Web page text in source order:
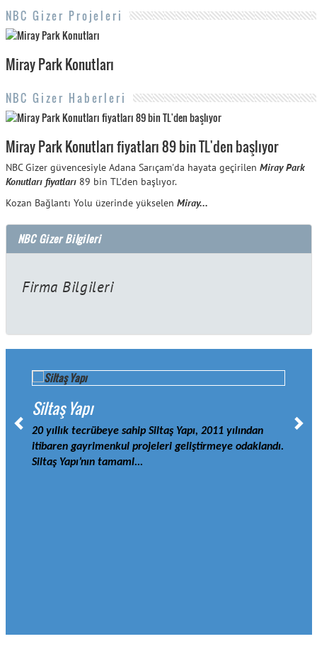
NBC Gizer Projeleri
Miray Park Konutları
NBC Gizer Haberleri
Miray Park Konutları fiyatları 89 bin TL'den başlıyor
NBC Gizer güvencesiyle Adana Sarıçam'da hayata geçirilen Miray Park
Konutları fiyatları 89 bin TL'den başlıyor.
Kozan Bağlantı Yolu üzerinde yükselen Miray...
NBC Gizer Bilgileri
Firma Bilgileri
Siltaş Yapı
20 yıllık tecrübeye sahip Siltaş Yapı, 2011 yılından
itibaren gayrimenkul projeleri geliştirmeye odaklandı.
Siltaş Yapı’nın tamaml...